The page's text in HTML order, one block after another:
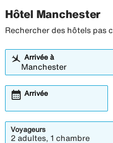
Hôtel Manchester
Rechercher des hôtels pas
Arrivée à
Arrivée
calendar_month
Voyageurs
2 adultes, 1 chambre